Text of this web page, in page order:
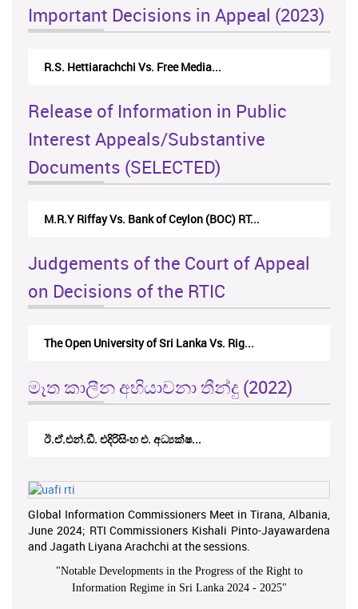
Important Decisions in Appeal (2023)
R.S. Hettiarachchi Vs. Free Media...
Release of Information in Public
Interest Appeals/Substantive
Documents (SELECTED)
M.R.Y Riffay Vs. Bank of Ceylon (BOC) RT...
Judgements of the Court of Appeal
on Decisions of the RTIC
The Open University of Sri Lanka Vs. Rig...
මෑත කාලීන අභියාචනා තීන්දු (2022)
ඊ.ඒ.එන්.ඩී. එදිරිසිංහ එ. අධ්‍යක්ෂ...
Global Information Commissioners Meet in Tirana, Albania,
June 2024; RTI Commissioners Kishali Pinto-Jayawardena
and Jagath Liyana Arachchi at the sessions.
"Notable Developments in the Progress of the Right to
Information Regime in Sri Lanka 2024 - 2025"